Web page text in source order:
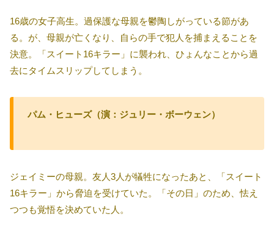
16歳の女子高生。過保護な母親を鬱陶しがっている節があ
る。が、母親が亡くなり、自らの手で犯人を捕まえることを
決意。「スイート16キラー」に襲われ、ひょんなことから過
去にタイムスリップしてしまう。
パム・ヒューズ（演：ジュリー・ボーウェン）
ジェイミーの母親。友人3人が犠牲になったあと、「スイート
16キラー」から脅迫を受けていた。「その日」のため、怯え
つつも覚悟を決めていた人。